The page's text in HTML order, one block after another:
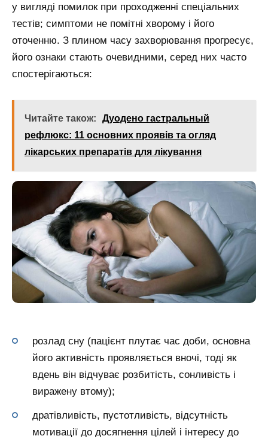
у вигляді помилок при проходженні спеціальних
тестів; симптоми не помітні хворому і його
оточенню. З плином часу захворювання прогресує,
його ознаки стають очевидними, серед них часто
спостерігаються:
Читайте також:
Дуодено гастральный
рефлюкс: 11 основних проявів та огляд
лікарських препаратів для лікування
розлад сну (пацієнт плутає час доби, основна
його активність проявляється вночі, тоді як
вдень він відчуває розбитість, сонливість і
виражену втому);
дратівливість, пустотливість, відсутність
мотивації до досягнення цілей і інтересу до